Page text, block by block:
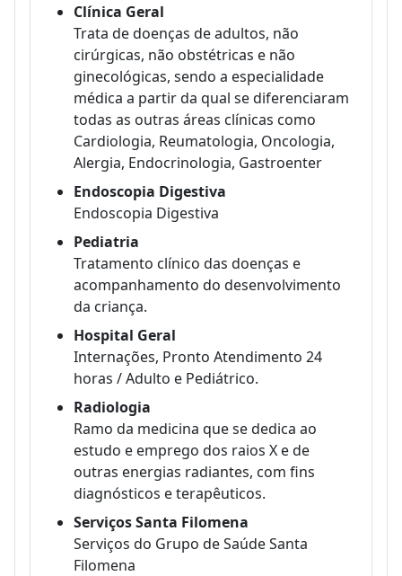
Clínica Geral
Trata de doenças de adultos, não
cirúrgicas, não obstétricas e não
ginecológicas, sendo a especialidade
médica a partir da qual se diferenciaram
todas as outras áreas clínicas como
Cardiologia, Reumatologia, Oncologia,
Alergia, Endocrinologia, Gastroenter
Endoscopia Digestiva
Endoscopia Digestiva
Pediatria
Tratamento clínico das doenças e
acompanhamento do desenvolvimento
da criança.
Hospital Geral
Internações, Pronto Atendimento 24
horas / Adulto e Pediátrico.
Radiologia
Ramo da medicina que se dedica ao
estudo e emprego dos raios X e de
outras energias radiantes, com fins
diagnósticos e terapêuticos.
Serviços Santa Filomena
Serviços do Grupo de Saúde Santa
Filomena